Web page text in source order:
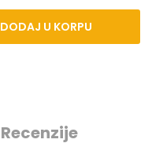
DODAJ U KORPU
Recenzije